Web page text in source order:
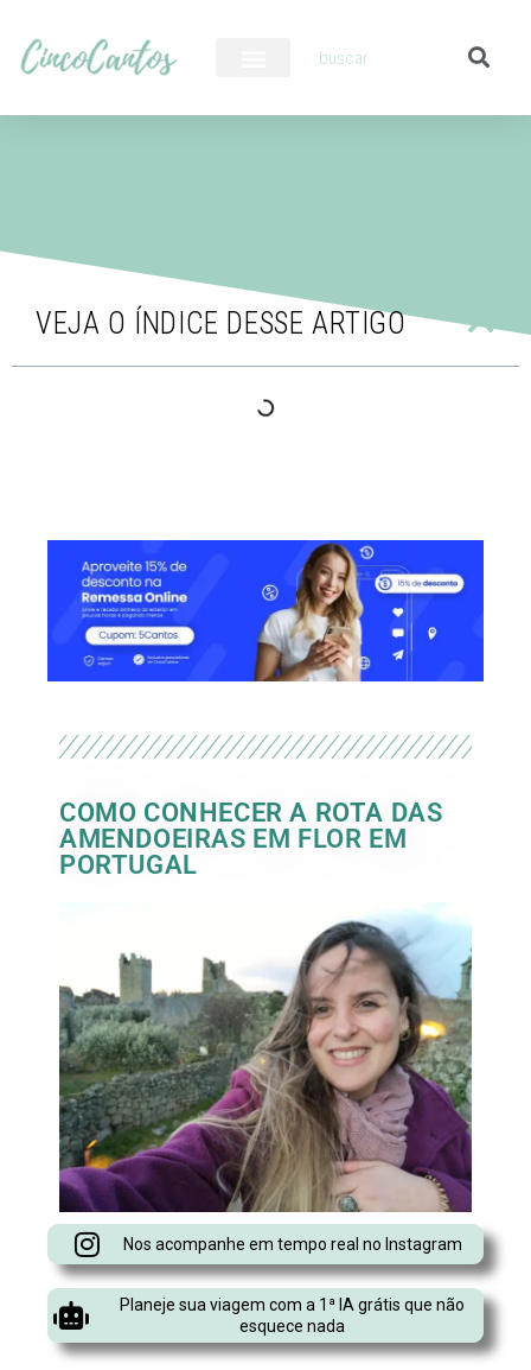
VEJA O ÍNDICE DESSE ARTIGO
COMO CONHECER A ROTA DAS
AMENDOEIRAS EM FLOR EM
PORTUGAL
Nos acompanhe em tempo real no Instagram
Planeje sua viagem com a 1ª IA grátis que não
esquece nada